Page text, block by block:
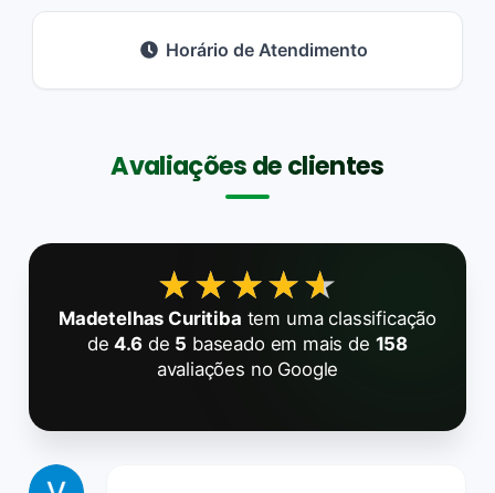
Horário de Atendimento
Avaliações de clientes
★★★★★
★★★★★
Madetelhas Curitiba tem uma classificação
de4.6de 5 baseado em mais de 158
avaliações no Google